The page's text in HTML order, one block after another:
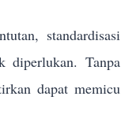
standardisasi
diperlukan. Tanpa
dapat memicu